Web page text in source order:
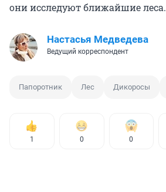
они исследуют ближайшие леса.
Настасья Медведева
Ведущий корреспондент
Папоротник Лес Дикоросы
1 0 0